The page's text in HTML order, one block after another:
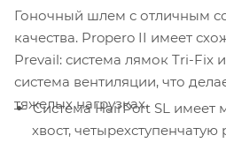
Гоночный шлем с отличным
качества. Propero II имеет
Prevail: система лямок Tri-Fix
система вентиляции, что
тяжелых нагрузках.
Система HairPort SL имеет
хвост,